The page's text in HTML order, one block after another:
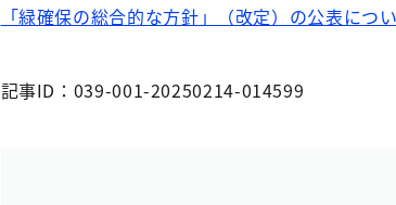
「緑確保の総合的な方針」（改定）の公表につ
記事ID：039-001-20250214-014599